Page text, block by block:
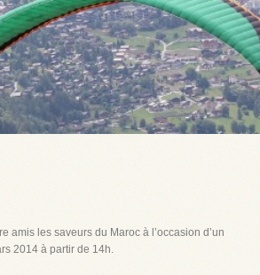
amis les saveurs du Maroc à l’occasion d’un
2014 à partir de 14h.